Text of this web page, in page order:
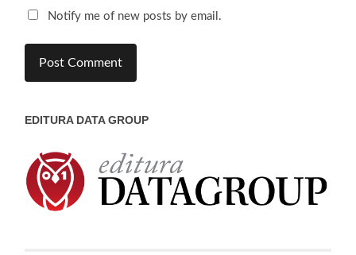
Notify me of new posts by email.
EDITURA DATA GROUP